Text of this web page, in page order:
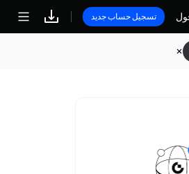
تسجيل حساب جديد